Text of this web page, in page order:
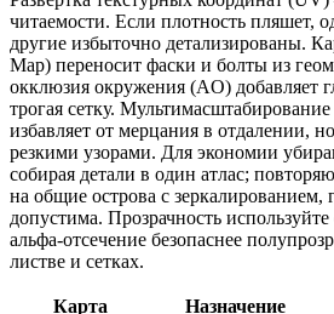
читаемости. Если плотность пляшет,
другие избыточно детализированы.
Map) переносит фаски и болты из
окклюзия окружения (AO) добавляет
трогая сетку.
избавляет от мерцания в отдалении,
резкими узорами. Для экономии
собирая детали в один атлас;
на общие острова с зеркалированием,
допустима. Прозрачность
альфа‑отсечение безопаснее
листве и сетках.
Карта Назначение